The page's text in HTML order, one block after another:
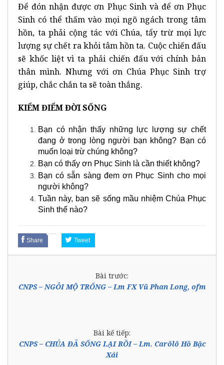
Để đón nhận được ơn Phục Sinh và để ơn Phục
Sinh có thể thấm vào mọi ngõ ngách trong tâm
hồn, ta phải cộng tác với Chúa, tẩy trừ mọi lực
lượng sự chết ra khỏi tâm hồn ta. Cuộc chiến đấu
sẽ khốc liệt vì ta phải chiến đấu với chính bản
thân mình. Nhưng với ơn Chúa Phục Sinh trợ
giúp, chắc chắn ta sẽ toàn thắng.
KIỂM ĐIỂM ĐỜI SỐNG
Bạn có nhận thấy những lực lượng sự chết
đang ở trong lòng người bạn không? Bạn có
muốn loại trừ chúng không?
Bạn có thấy ơn Phục Sinh là cần thiết không?
Bạn có sẵn sàng đem ơn Phục Sinh cho mọi
người không?
Tuần này, bạn sẽ sống mầu nhiệm Chúa Phục
Sinh thế nào?
Share Tweet
Bài trước:
CNPS – NGÔI MỘ TRỐNG – Lm FX Vũ Phan Long, ofm
Bài kế tiếp:
CNPS – CHÚA ĐÃ SỐNG LẠI RỒI – Lm. Carôlô Hồ Bặc
Xái